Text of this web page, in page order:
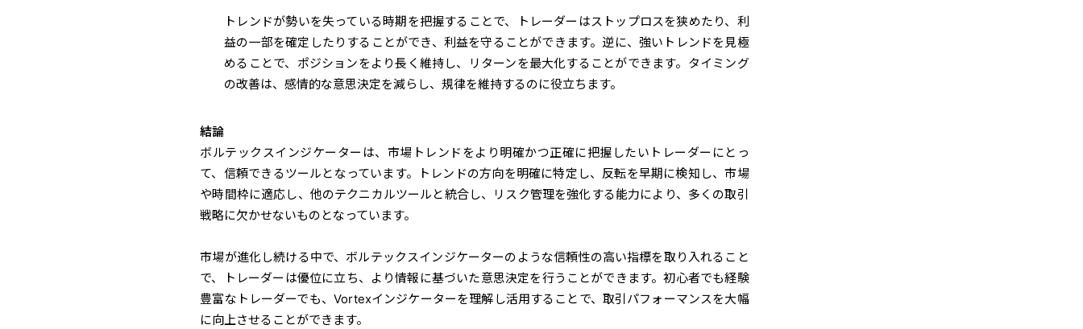
トレンドが勢いを失っている時期を把握することで、トレーダーはストップロスを狭めたり、利
益の一部を確定したりすることができ、利益を守ることができます。逆に、強いトレンドを見極
めることで、ポジションをより長く維持し、リターンを最大化することができます。タイミング
の改善は、感情的な意思決定を減らし、規律を維持するのに役立ちます。
結論
ボルテックスインジケーターは、市場トレンドをより明確かつ正確に把握したいトレーダーにとっ
て、信頼できるツールとなっています。トレンドの方向を明確に特定し、反転を早期に検知し、市場
や時間枠に適応し、他のテクニカルツールと統合し、リスク管理を強化する能力により、多くの取引
戦略に欠かせないものとなっています。
市場が進化し続ける中で、 ボルテックスインジケーターのような信頼性の高い指標を取り入れること
で、トレーダーは優位に立ち、より情報に基づいた意思決定を行うことができます。初心者でも経験
豊富なトレーダーでも、Vortexインジケーターを理解し活用することで、取引パフォーマンスを大幅
に向上させることができます。